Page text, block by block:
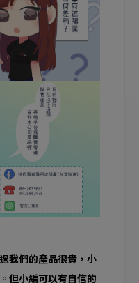
我們的產品很貴，小
但小編可以有自信的